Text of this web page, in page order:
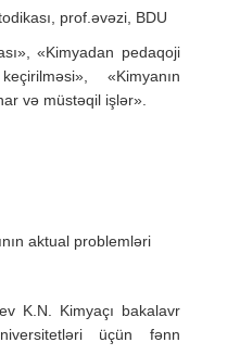
prof.əvəzi, BDU
«Kimyadan pedaqoji
«Kimyanın
və müstəqil işlər».
aktual problemləri
K.N. Kimyaçı bakalavr
üçün fənn